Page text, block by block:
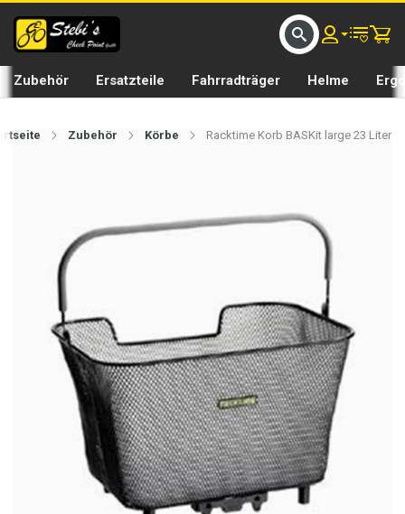
Zubehör Ersatzteile Fahrradträger Helme
Zubehör Körbe Racktime Korb BASKit large 23 Liter